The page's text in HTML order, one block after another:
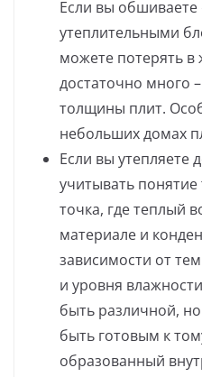
Если вы обшиваете
утеплительными
можете потерять
достаточно много
толщины плит.
небольших домах
Если вы утепляете
учитывать
точка, где теплый
материале и
зависимости от
и уровня
быть различной,
быть готовым к
образованный